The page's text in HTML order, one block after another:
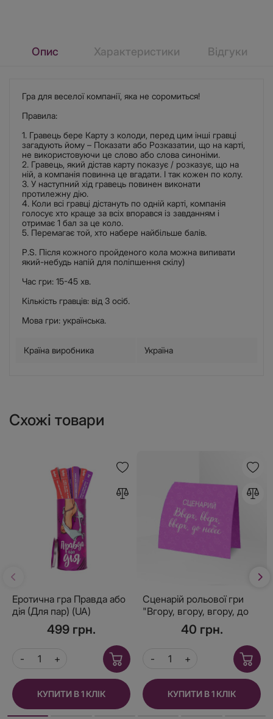
Опис Характеристики Відгуки
Гра для веселої компанії, яка не соромиться!
Правила:
1. Гравець бере Карту з колоди, перед цим інші гравці
загадують йому – Показати або Розказатии, що на карті,
не використовуючи це слово або слова синоніми.
2. Гравець, який дістав карту показує / розказує, що на
ній, а компанія повинна це вгадати. І так кожен по колу.
3. У наступний хід гравець повинен виконати
протилежну дію.
4. Коли всі гравці дістануть по одній карті, компанія
голосує хто краще за всіх впорався із завданням і
отримає 1 бал за це коло.
5. Перемагає той, хто набере найбільше балів.
P.S. Після кожного пройденого кола можна випивати
який-небудь напій для поліпшення скілу)
Час гри: 15-45 хв.
Кількість гравців: від 3 осіб.
Мова гри: українська.
Країна виробника Україна
Схожі товари
Еротична гра Правда або
дія (Для пар) (UA)
499 грн.
КУПИТИ В 1 КЛІК
Сценарій рольової гри
"Вгору, вгору, вгору, до
40 грн.
КУПИТИ В 1 КЛІК